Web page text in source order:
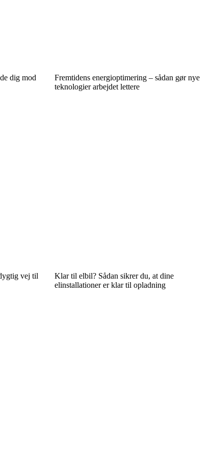
dig mod
Fremtidens energioptimering – sådan gør nye
teknologier arbejdet lettere
vej til
Klar til elbil? Sådan sikrer du, at dine
elinstallationer er klar til opladning